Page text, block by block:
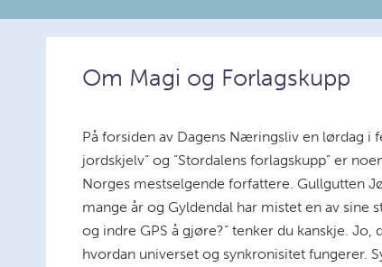
Om Magi og Forlagskupp
På forsiden av Dagens Næringsliv en lørdag
jordskjelv” og ”Stordalens forlagskupp” er
Norges mestselgende forfattere. Gullgutten
mange år og Gyldendal har mistet en av sine
og indre GPS å gjøre?” tenker du kanskje.
hvordan universet og synkronisitet fungerer.